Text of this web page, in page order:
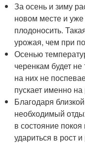
За осень и зиму
новом месте и
плодоносить.
урожая, чем при
Осенью
черенкам будет
на них не
пускает именно
Благодаря
необходимый
в состояние
удариться в рост